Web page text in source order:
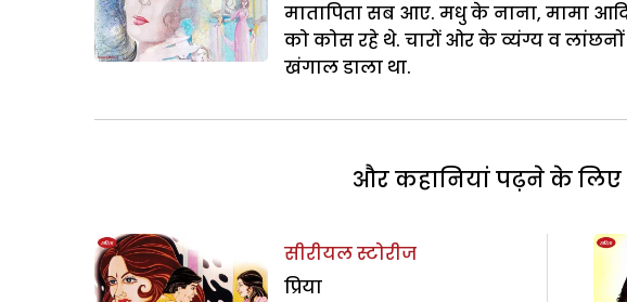
मातापिता सब आए. मधु के नाना, मामा
को कोस रहे थे. चारों ओर के व्यंग्य व
खंगाल डाला था.
और कहानियां पढ़ने के
सीरीयल स्टोरीज
प्रिया